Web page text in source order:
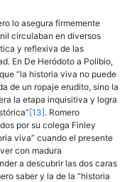
lo asegura firmemente
circulaban en diversos
y reflexiva de las
En De Heródoto a Polibio,
“la historia viva no puede
de un ropaje erudito, sino la
la etapa inquisitiva y logra
[13]. Romero
por su colega Finley
viva” cuando el presente
con madura
a descubrir las dos caras
saber y la de la “historia